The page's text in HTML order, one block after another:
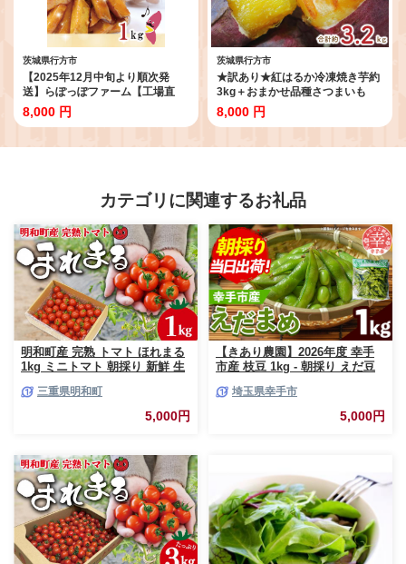
茨城県行方市
【2025年12月中旬より順次発
送】らぽっぽファーム【工場直
送】美腸大学いも 1kg｜さつまい
も 大学芋 芋 サツマイモ だいがく
学芋 人気 送料無料 茨城県 行方市
8,000 円
茨城県行方市
★訳あり★紅はるか冷凍焼き芋約
3kg＋おまかせ品種さつまいも
合計約3.2kg｜さつまいも サツマ
イモ さつま芋 焼き芋 やきいも 冷
るか 茨城県 行方市(EY-25)
8,000 円
カテゴリに関連するお礼品
明和町産 完熟 トマト ほれまる
1kg ミニトマト 朝採り 新鮮 生
三重県明和町
5,000円
【きあり農園】2026年度 幸手
市産 枝豆 1kg - 朝採り えだ豆
ブル 美味しい おいしい 豆 ずん
だ おつまみ 晩酌 枝豆ご飯 おす
すめ 送料無料 埼玉県 幸手市
埼玉県幸手市
5,000円